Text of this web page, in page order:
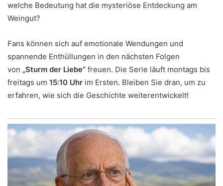
welche Bedeutung hat die mysteriöse Entdeckung am
Weingut?
Fans können sich auf emotionale Wendungen und
spannende Enthüllungen in den nächsten Folgen
von „Sturm der Liebe“ freuen. Die Serie läuft montags bis
freitags um 15:10 Uhr im Ersten. Bleiben Sie dran, um zu
erfahren, wie sich die Geschichte weiterentwickelt!